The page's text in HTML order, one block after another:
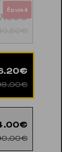
Épuisé